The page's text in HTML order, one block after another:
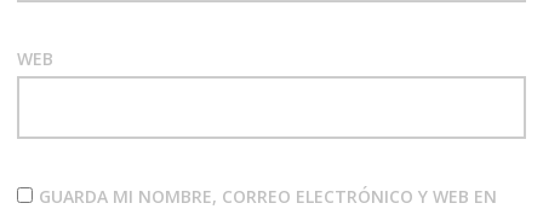
WEB
GUARDA MI NOMBRE, CORREO ELECTRÓNICO Y WEB EN